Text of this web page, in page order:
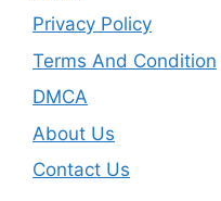
Privacy Policy
Terms And Condition
DMCA
About Us
Contact Us